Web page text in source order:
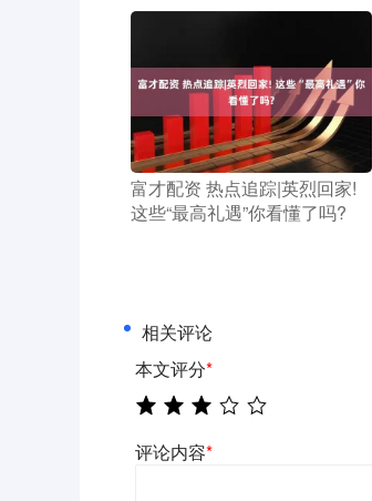
​富才配资 热点追踪|英烈回家!
这些“最高礼遇”你看懂了吗?
相关评论
本文评分*
评论内容*